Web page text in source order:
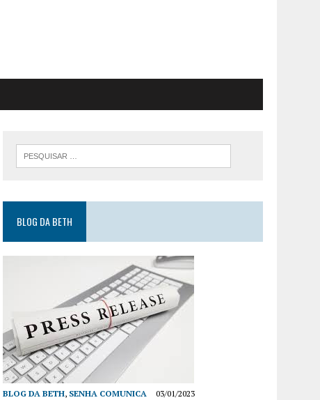
BLOG DA BETH
BLOG DA BETH, SENHA COMUNICA 03/01/2023